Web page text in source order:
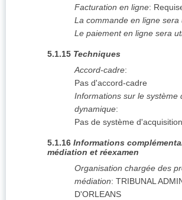
Facturation en ligne:
La commande en ligne sera
Le paiement en ligne sera
5.1.15 Techniques
Accord-cadre:
Pas d'accord-cadre
Informations sur le système
dynamique:
Pas de système
5.1.16 Informations
médiation et réexamen
Organisation chargée des
médiation: TRIBUNAL
D'ORLEANS